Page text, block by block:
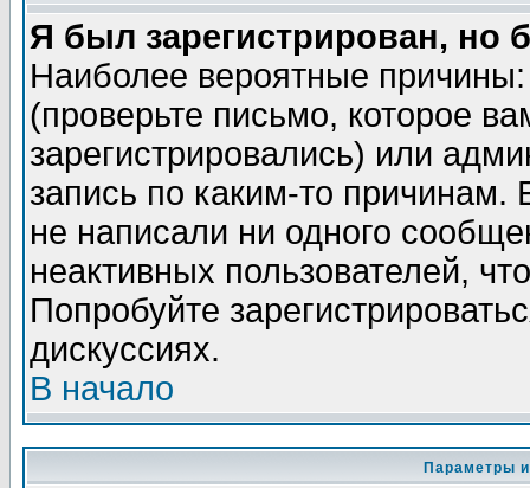
Я был зарегистрирован, но
Наиболее вероятные
(проверьте письмо, которое
зарегистрировались) или
запись по каким-то
не написали ни одного
неактивных пользователей,
Попробуйте
дискуссиях.
В начало
Параметры